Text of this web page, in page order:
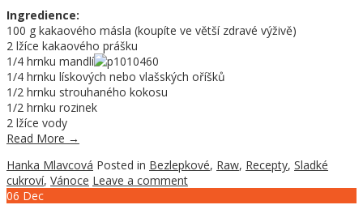
Ingredience:
100 g kakaového másla (koupíte ve větší zdravé výživě)
2 lžíce kakaového prášku
1/4 hrnku mandlí
1/4 hrnku lískových nebo vlašských oříšků
1/2 hrnku strouhaného kokosu
1/2 hrnku rozinek
2 lžíce vody
Read More →
Hanka Mlavcová Posted in Bezlepkové, Raw, Recepty, Sladké
cukroví, Vánoce Leave a comment
06 Dec